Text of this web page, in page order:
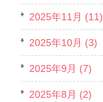
2025年11月 (11)
2025年10月 (3)
2025年9月 (7)
2025年8月 (2)